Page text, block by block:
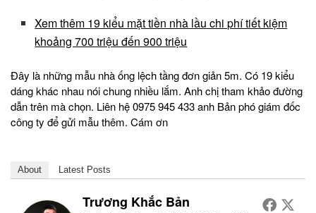
Xem thêm 19 kiểu mặt tiền nhà lầu chi phí tiết kiệm
khoảng 700 triệu đến 900 triệu
Đây là những mẫu nhà ống lệch tầng đơn giản 5m. Có 19 kiểu
dáng khác nhau nói chung nhiều lắm. Anh chị tham khảo đường
dẫn trên mà chọn. Liên hệ 0975 945 433 anh Bản phó giám đốc
công ty để gửi mẫu thêm. Cám ơn
About Latest Posts
Trương Khắc Bản